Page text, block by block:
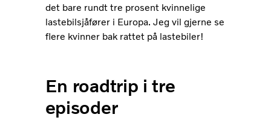
det bare rundt tre prosent kvinnelige
lastebilsjåfører i Europa. Jeg vil gjerne se
flere kvinner bak rattet på lastebiler!
En roadtrip i tre
episoder